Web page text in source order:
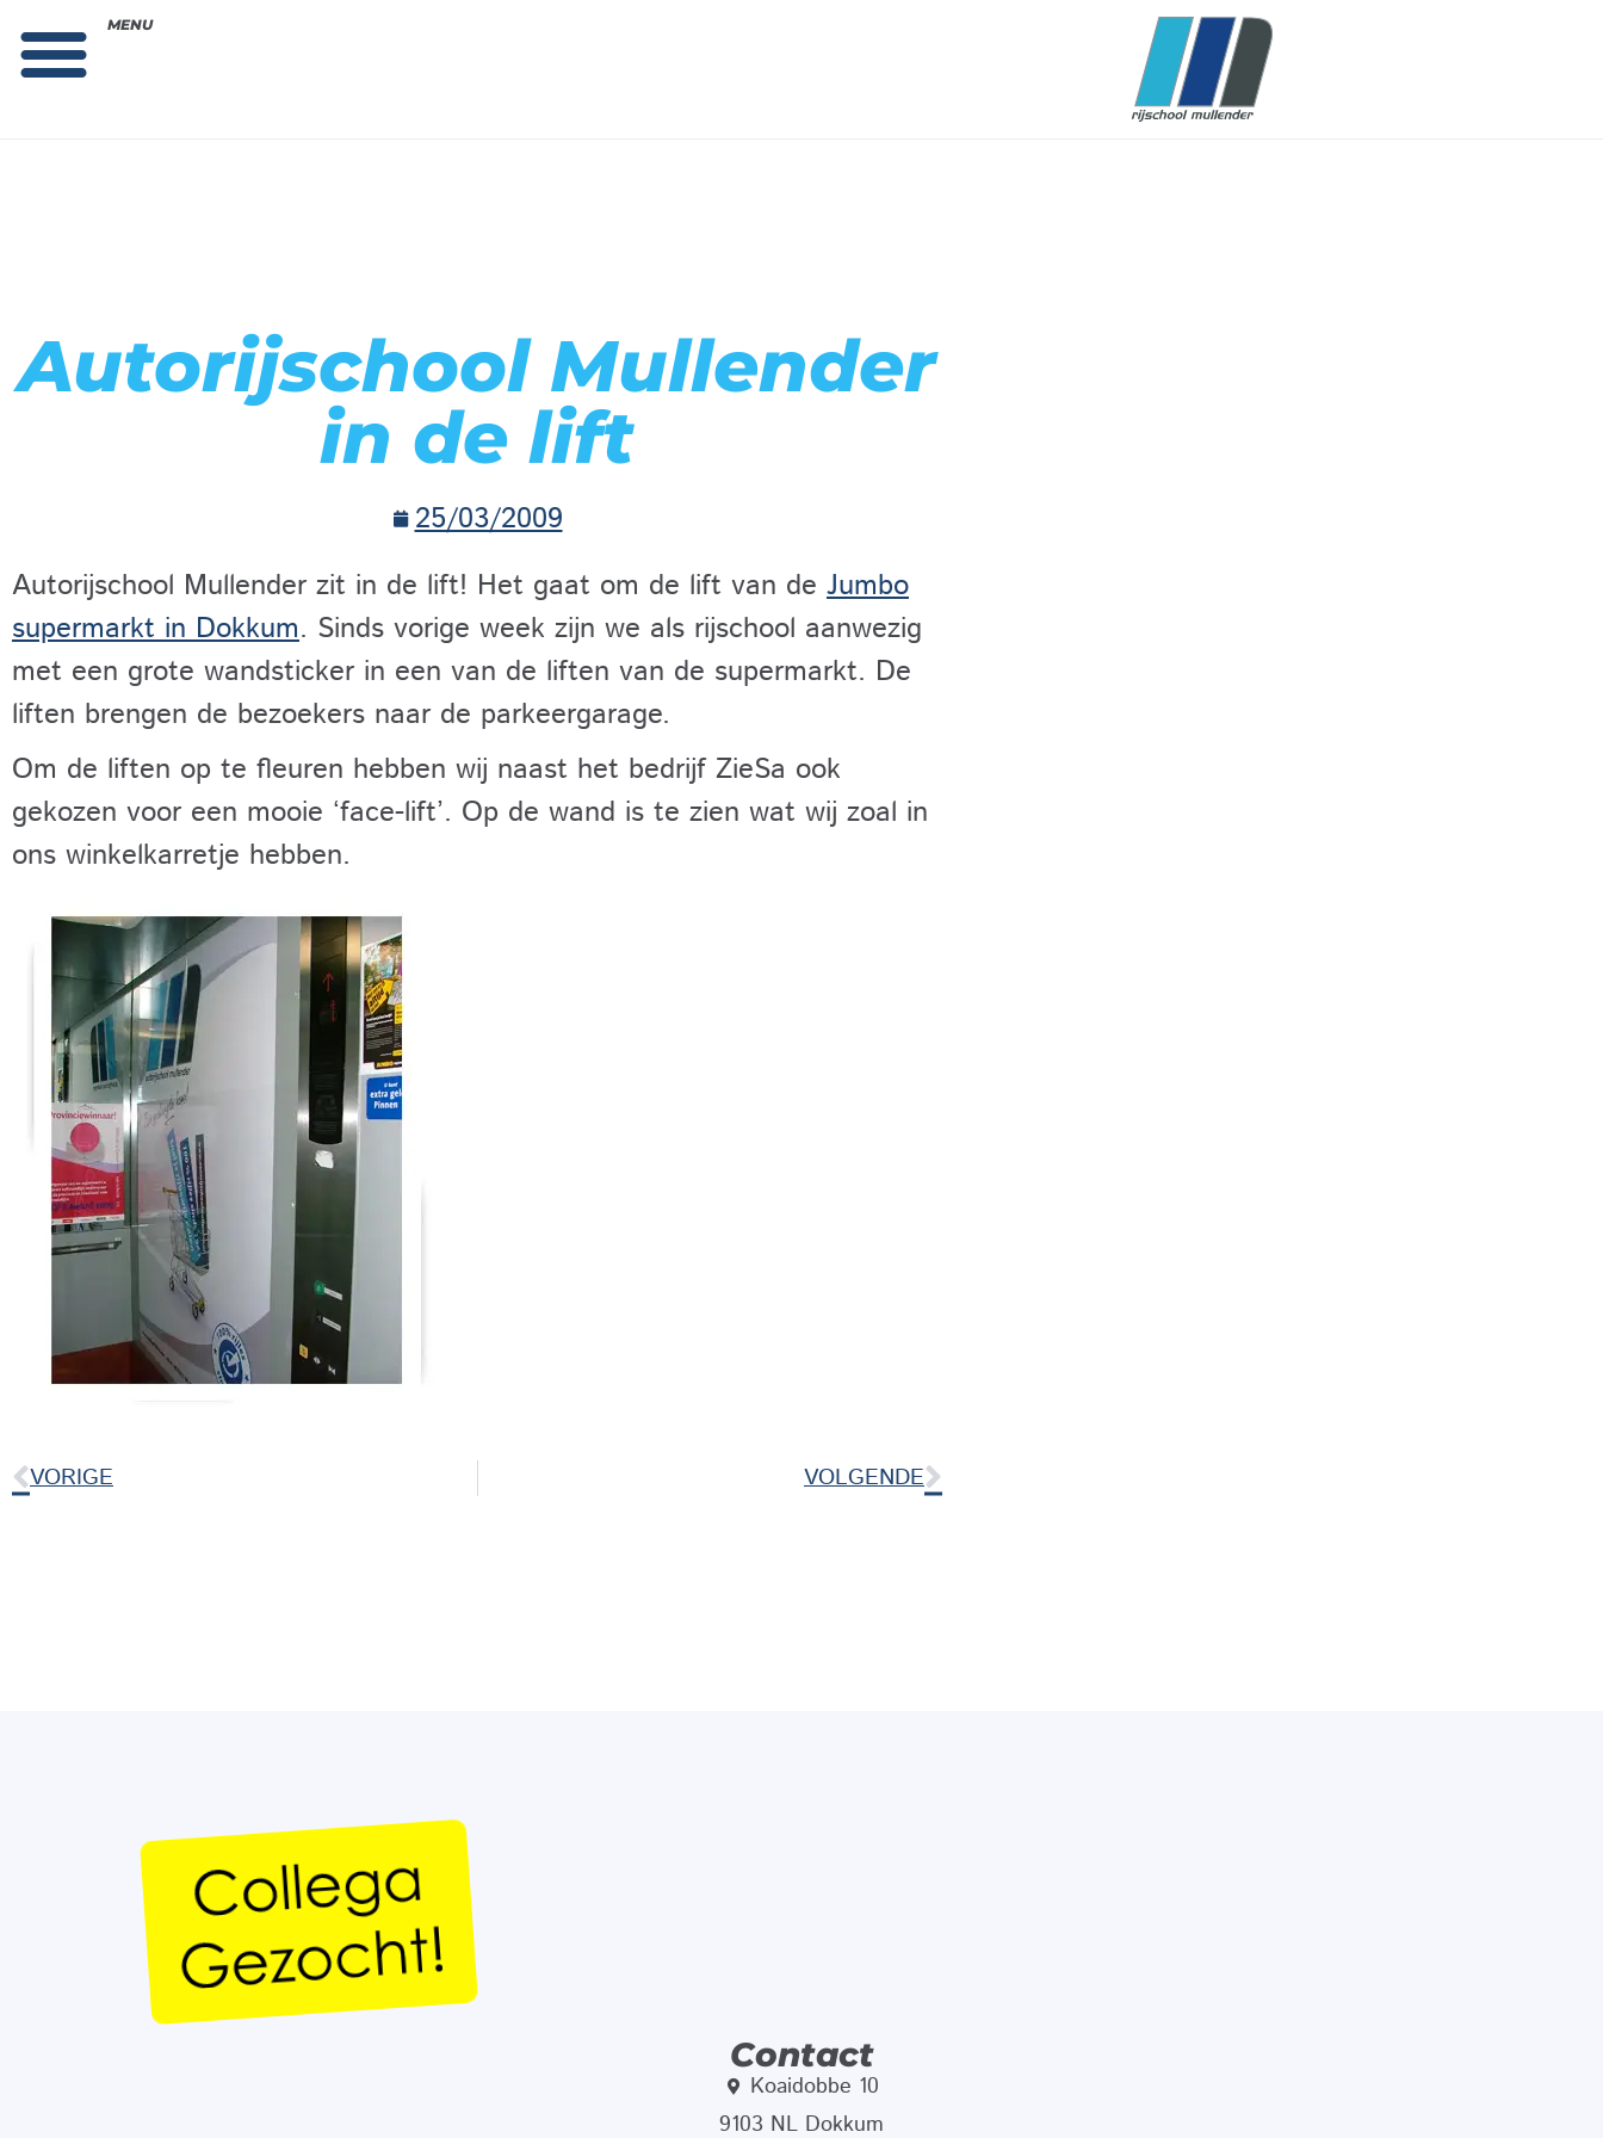
MENU
Autorijschool Mullender
in de lift
25/03/2009
Autorijschool Mullender zit in de lift! Het gaat om de lift van de Jumbo
supermarkt in Dokkum. Sinds vorige week zijn we als rijschool aanwezig
met een grote wandsticker in een van de liften van de supermarkt. De
liften brengen de bezoekers naar de parkeergarage.
Om de liften op te fleuren hebben wij naast het bedrijf ZieSa ook
gekozen voor een mooie ‘face-lift’. Op de wand is te zien wat wij zoal in
ons winkelkarretje hebben.
VORIGE VOLGENDE
Contact
Koaidobbe 10
9103 NL Dokkum